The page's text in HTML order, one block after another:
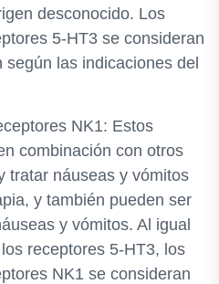
desconocido. Los
5-HT3 se consideran
las indicaciones del
NK1: Estos
combinación con otros
tratar náuseas y vómitos
y también pueden ser
y vómitos. Al igual
receptores 5-HT3, los
NK1 se consideran